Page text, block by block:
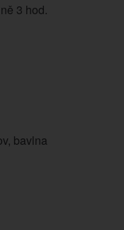
3 hod.
bavlna